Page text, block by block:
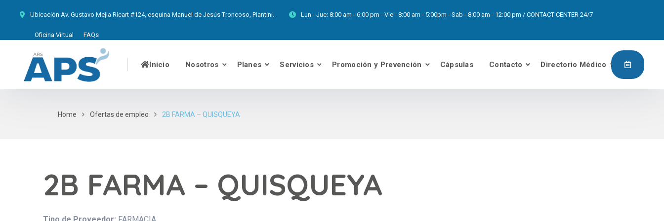
Ubicación Av. Gustavo Mejia Ricart #124, esquina Manuel de Jesús Troncoso, Piantini. Lun - Jue: 8:00 am - 6:00 pm - Vie - 8:00 am - 5:00pm - Sab - 8:00 am - 12:00 pm / CONTACT CENTER 24/7
Oficina Virtual FAQs
Inicio Nosotros Planes Servicios Promoción y Prevención Cápsulas Contacto Directorio Médico
Home Ofertas de empleo 2B FARMA – QUISQUEYA
2B FARMA – QUISQUEYA